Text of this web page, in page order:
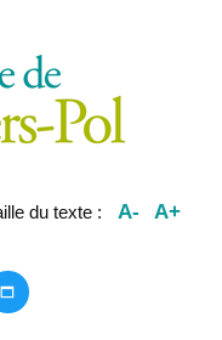
du texte : A- A+